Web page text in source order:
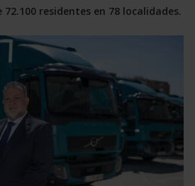
72.100 residentes en 78 localidades.